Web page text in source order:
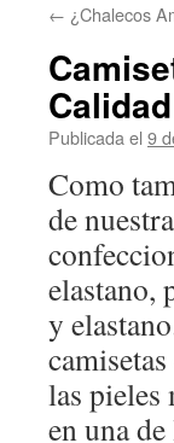
contenido
← ¿Chalecos
Publicada el 9
Como
de
elastano,
y
las pieles
en una